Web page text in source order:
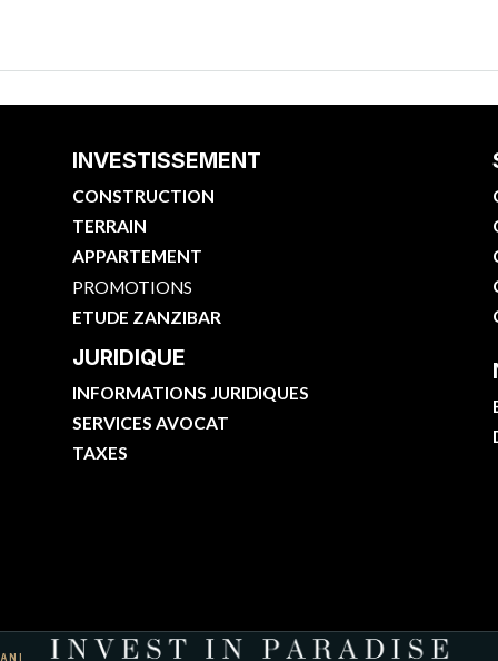
INVESTISSEMENT
CONSTRUCTION
TERRAIN
APPARTEMENT
PROMOTIONS
ETUDE ZANZIBAR
JURIDIQUE
INFORMATIONS JURIDIQUES
SERVICES AVOCAT
TAXES